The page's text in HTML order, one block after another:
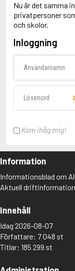
Nu är det samma
privatpersoner
och skolor.
Inloggning
Kom ihåg mig!
Information
Informationsblad om
Aktuell driftinformation
Innehåll
Idag 2026-08-07
Författare: 7 048 st
Titlar: 185 299 st